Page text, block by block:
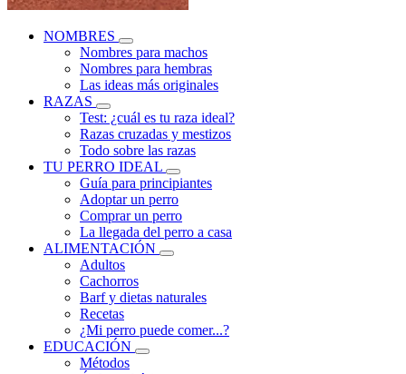
NOMBRES
Nombres para machos
Nombres para hembras
Las ideas más originales
RAZAS
Test: ¿cuál es tu raza ideal?
Razas cruzadas y mestizos
Todo sobre las razas
TU PERRO IDEAL
Guía para principiantes
Adoptar un perro
Comprar un perro
La llegada del perro a casa
ALIMENTACIÓN
Adultos
Cachorros
Barf y dietas naturales
Recetas
¿Mi perro puede comer...?
EDUCACIÓN
Métodos